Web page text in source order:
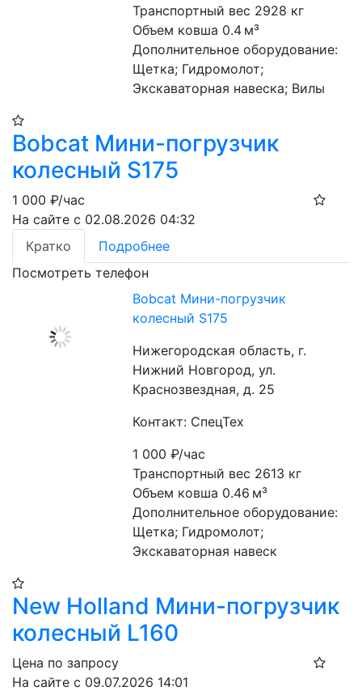
Транспортный вес 2928 кг
Объем ковша 0.4 м³
Дополнительное оборудование:
Щетка; Гидромолот;
Экскаваторная навеска; Вилы
Bobcat Мини-погрузчик
колесный S175
1 000 ₽/час
На сайте с 02.08.2026 04:32
Кратко
Подробнее
Посмотреть телефон
Bobcat Мини-погрузчик
колесный S175
Нижегородская область, г.
Нижний Новгород, ул.
Краснозвездная, д. 25
Контакт: СпецТех
1 000₽/час
Транспортный вес 2613 кг
Объем ковша 0.46 м³
Дополнительное оборудование:
Щетка; Гидромолот;
Экскаваторная навеск
New Holland Мини-погрузчик
колесный L160
Цена по запросу
На сайте с 09.07.2026 14:01